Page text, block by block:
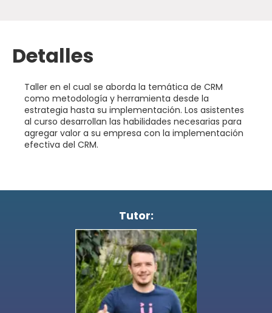
Detalles
Taller en el cual se aborda la temática de CRM
como metodología y herramienta desde la
estrategia hasta su implementación. Los asistentes
al curso desarrollan las habilidades necesarias para
agregar valor a su empresa con la implementación
efectiva del CRM.
Tutor: